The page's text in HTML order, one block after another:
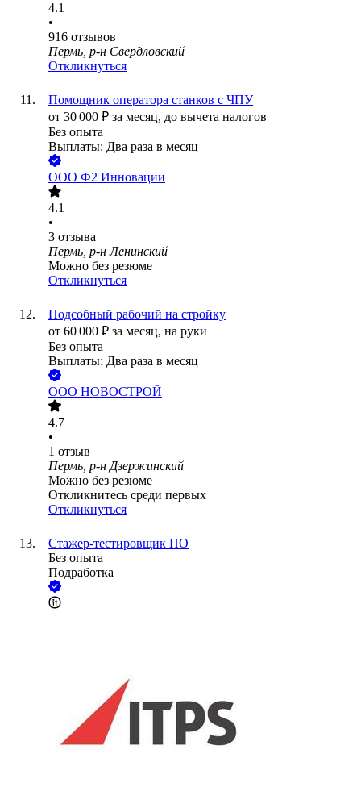
4.1
•
916 отзывов
Пермь, р-н Свердловский
Откликнуться
Помощник оператора станков с ЧПУ
от 30 000 ₽ за месяц, до вычета налогов
Без опыта
Выплаты: Два раза в месяц
ООО Ф2 Инновации
4.1
•
3 отзыва
Пермь, р-н Ленинский
Можно без резюме
Откликнуться
Подсобный рабочий на стройку
от 60 000 ₽ за месяц, на руки
Без опыта
Выплаты: Два раза в месяц
ООО НОВОСТРОЙ
4.7
•
1 отзыв
Пермь, р-н Дзержинский
Можно без резюме
Откликнитесь среди первых
Откликнуться
Стажер-тестировщик ПО
Без опыта
Подработка